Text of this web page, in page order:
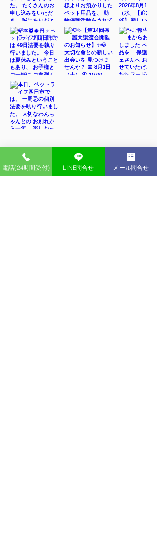
電話(24時間受付) LINE問合せ メール問合せ